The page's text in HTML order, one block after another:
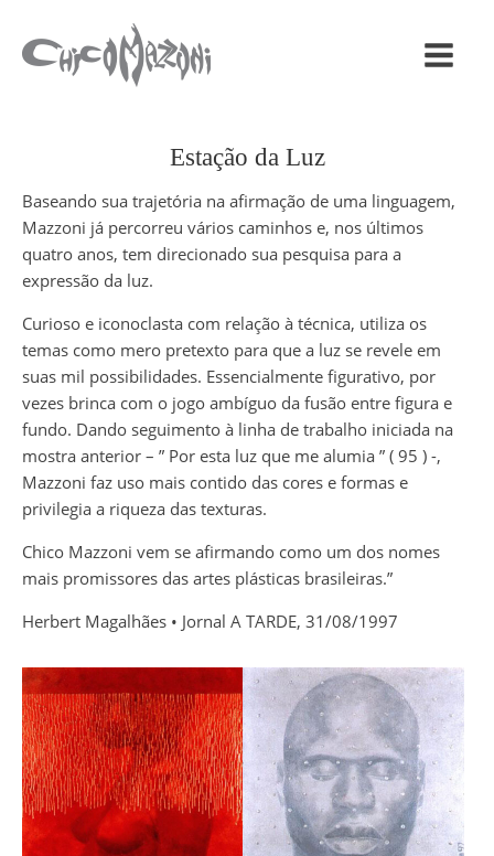
Estação da Luz
Baseando sua trajetória na afirmação de uma linguagem,
Mazzoni já percorreu vários caminhos e, nos últimos
quatro anos, tem direcionado sua pesquisa para a
expressão da luz.
Curioso e iconoclasta com relação à técnica, utiliza os
temas como mero pretexto para que a luz se revele em
suas mil possibilidades. Essencialmente figurativo, por
vezes brinca com o jogo ambíguo da fusão entre figura e
fundo. Dando seguimento à linha de trabalho iniciada na
mostra anterior – ” Por esta luz que me alumia ” ( 95 ) -,
Mazzoni faz uso mais contido das cores e formas e
privilegia a riqueza das texturas.
Chico Mazzoni vem se afirmando como um dos nomes
mais promissores das artes plásticas brasileiras.”
Herbert Magalhães • Jornal A TARDE, 31/08/1997